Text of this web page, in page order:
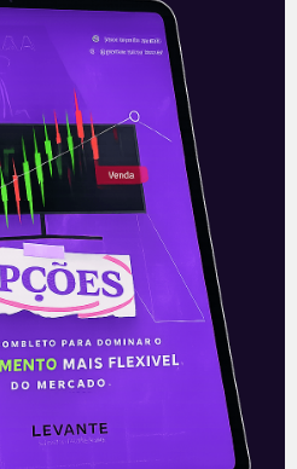
de caixa
dos lucros futuros e
do preço da ação.
para
os problemas
de todas,
ao risco: “Risco
está fazendo”.
de investimento de